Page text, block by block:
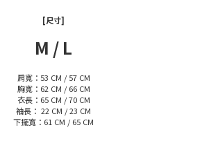
[尺寸]
M / L
肩寬：53 CM / 57 CM
胸寬：62 CM / 66 CM
衣長：65 CM / 70 CM
袖長 ： 22 CM / 23 CM
下擺寬 ：61 CM / 65 CM